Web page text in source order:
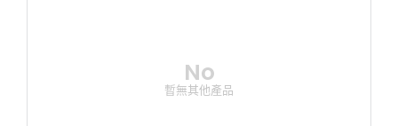
No
暫無其他產品